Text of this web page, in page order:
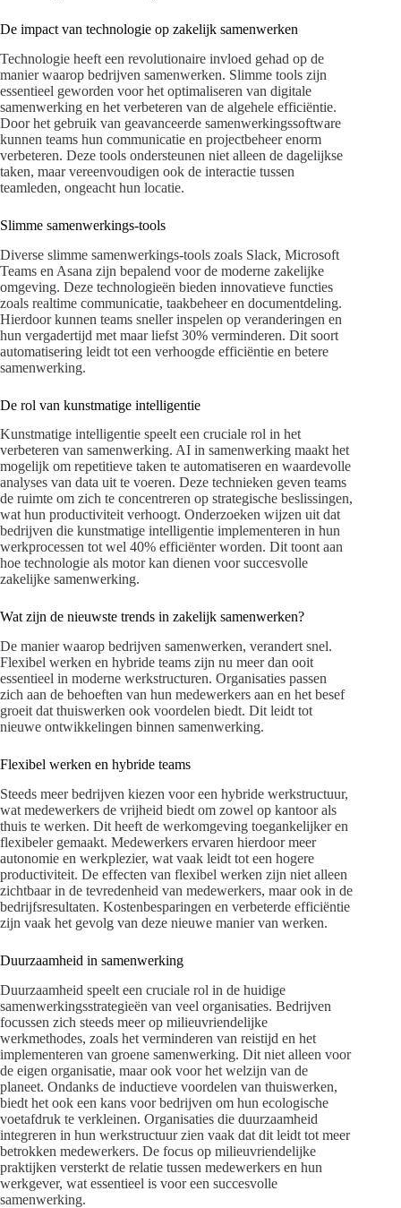
De impact van technologie op zakelijk samenwerken
Technologie heeft een revolutionaire invloed gehad op de
manier waarop bedrijven samenwerken. Slimme tools zijn
essentieel geworden voor het optimaliseren van digitale
samenwerking en het verbeteren van de algehele efficiëntie.
Door het gebruik van geavanceerde samenwerkingssoftware
kunnen teams hun communicatie en projectbeheer enorm
verbeteren. Deze tools ondersteunen niet alleen de dagelijkse
taken, maar vereenvoudigen ook de interactie tussen
teamleden, ongeacht hun locatie.
Slimme samenwerkings-tools
Diverse slimme samenwerkings-tools zoals Slack, Microsoft
Teams en Asana zijn bepalend voor de moderne zakelijke
omgeving. Deze technologieën bieden innovatieve functies
zoals realtime communicatie, taakbeheer en documentdeling.
Hierdoor kunnen teams sneller inspelen op veranderingen en
hun vergadertijd met maar liefst 30% verminderen. Dit soort
automatisering leidt tot een verhoogde efficiëntie en betere
samenwerking.
De rol van kunstmatige intelligentie
Kunstmatige intelligentie speelt een cruciale rol in het
verbeteren van samenwerking. AI in samenwerking maakt het
mogelijk om repetitieve taken te automatiseren en waardevolle
analyses van data uit te voeren. Deze technieken geven teams
de ruimte om zich te concentreren op strategische beslissingen,
wat hun productiviteit verhoogt. Onderzoeken wijzen uit dat
bedrijven die kunstmatige intelligentie implementeren in hun
werkprocessen tot wel 40% efficiënter worden. Dit toont aan
hoe technologie als motor kan dienen voor succesvolle
zakelijke samenwerking.
Wat zijn de nieuwste trends in zakelijk samenwerken?
De manier waarop bedrijven samenwerken, verandert snel.
Flexibel werken en hybride teams zijn nu meer dan ooit
essentieel in moderne werkstructuren. Organisaties passen
zich aan de behoeften van hun medewerkers aan en het besef
groeit dat thuiswerken ook voordelen biedt. Dit leidt tot
nieuwe ontwikkelingen binnen samenwerking.
Flexibel werken en hybride teams
Steeds meer bedrijven kiezen voor een hybride werkstructuur,
wat medewerkers de vrijheid biedt om zowel op kantoor als
thuis te werken. Dit heeft de werkomgeving toegankelijker en
flexibeler gemaakt. Medewerkers ervaren hierdoor meer
autonomie en werkplezier, wat vaak leidt tot een hogere
productiviteit. De effecten van flexibel werken zijn niet alleen
zichtbaar in de tevredenheid van medewerkers, maar ook in de
bedrijfsresultaten. Kostenbesparingen en verbeterde efficiëntie
zijn vaak het gevolg van deze nieuwe manier van werken.
Duurzaamheid in samenwerking
Duurzaamheid speelt een cruciale rol in de huidige
samenwerkingsstrategieën van veel organisaties. Bedrijven
focussen zich steeds meer op milieuvriendelijke
werkmethodes, zoals het verminderen van reistijd en het
implementeren van groene samenwerking. Dit niet alleen voor
de eigen organisatie, maar ook voor het welzijn van de
planeet. Ondanks de inductieve voordelen van thuiswerken,
biedt het ook een kans voor bedrijven om hun ecologische
voetafdruk te verkleinen. Organisaties die duurzaamheid
integreren in hun werkstructuur zien vaak dat dit leidt tot meer
betrokken medewerkers. De focus op milieuvriendelijke
praktijken versterkt de relatie tussen medewerkers en hun
werkgever, wat essentieel is voor een succesvolle
samenwerking.